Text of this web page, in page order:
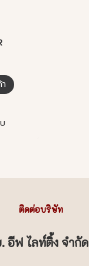
ติดต่อบริษัท
อีฟ ไลท์ติ้ง จำกัด